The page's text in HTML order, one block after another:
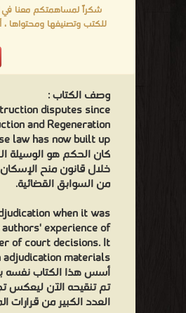
شكراً لمساهمتكم معنا في
للكتب وتصنيفها ومحتواها
وصف الكتاب :
disputes since
and Regeneration
law has now built up.
كان الحكم هو الوسيلة
من السوابق القضائية.
when it was
experience of
of court decisions. It
materials.
أسس هذا الكتاب نفسه
تم تنقيحه الآن ليعكس
العدد الكبير من